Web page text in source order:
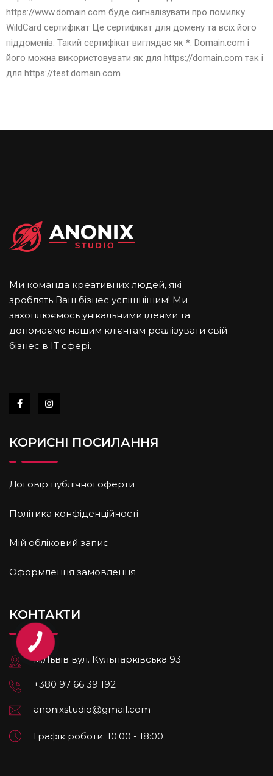
https://www.domain.com буде сигналізувати про помилку.
WildCard сертифікат Це сертифікат для домену та всіх його
піддоменів. Такий сертифікат виглядає як *. Domain.com і
його можна використовувати як для https://domain.com так і
для https://test.domain.com
Ми команда креативних людей, які
зроблять Ваш бізнес успішнішим! Ми
захоплюємось унікальними ідеями та
допомаємо нашим клієнтам реалізувати свій
бізнес в IT cфері.
КОРИСНІ ПОСИЛАННЯ
Договір публічної оферти
Політика конфіденційності
Мій обліковий запис
Оформлення замовлення
КОНТАКТИ
м.Львів вул. Кульпарківська 93
+380 97 66 39 192
anonixstudio@gmail.com
Графік роботи: 10:00 - 18:00